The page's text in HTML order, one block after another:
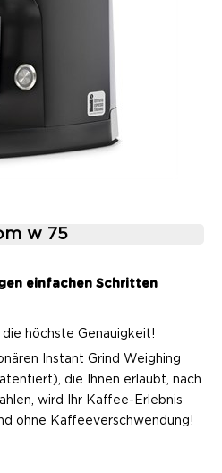
w 75
einfachen Schritten
höchste Genauigkeit!
Instant Grind Weighing
die Ihnen erlaubt, nach
wird Ihr Kaffee-Erlebnis
ohne Kaffeeverschwendung!